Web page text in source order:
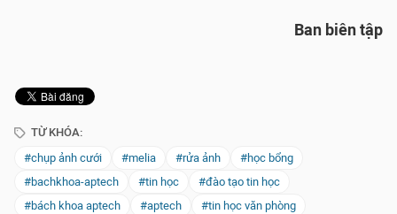
Ban biên tập
TỪ KHÓA:
#chụp ảnh cưới
#melia #rửa ảnh
#học bổng
#bachkhoa-aptech
#tin học
#đào tạo tin học
#bách khoa aptech
#aptech
#tin học văn phòng